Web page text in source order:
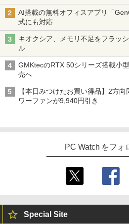
AI搭載の無料オフィスアプリ「
式にも対応
キオクシア、メモリ不足をフラッ
ル
GMKtecのRTX 50シリーズ搭載小
売へ
【本日みつけたお買い得品】2方
ワーファンが9,940円引き
PC Watch をフォ
Special Site